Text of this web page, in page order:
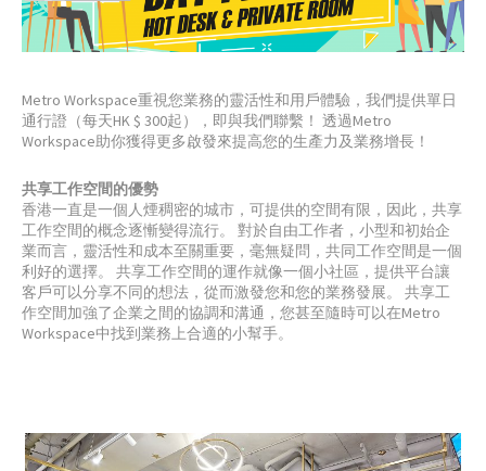
Metro Workspace重視您業務的靈活性和用戶體驗，我們提供單日
通行證（每天HK $ 300起），即與我們聯繫！ 透過Metro
Workspace助你獲得更多啟發來提高您的生產力及業務增長！
共享工作空間的優勢
香港一直是一個人煙稠密的城市，可提供的空間有限，因此，共享
工作空間的概念逐慚變得流行。 對於自由工作者，小型和初始企
業而言，靈活性和成本至關重要，毫無疑問，共同工作空間是一個
利好的選擇。 共享工作空間的運作就像一個小社區，提供平台讓
客戶可以分享不同的想法，從而激發您和您的業務發展。 共享工
作空間加強了企業之間的協調和溝通，您甚至隨時可以在Metro
Workspace中找到業務上合適的小幫手。